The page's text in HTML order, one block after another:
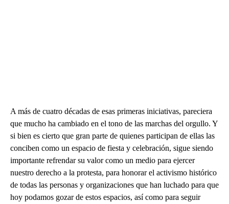
A más de cuatro décadas de esas primeras iniciativas, pareciera
que mucho ha cambiado en el tono de las marchas del orgullo. Y
si bien es cierto que gran parte de quienes participan de ellas las
conciben como un espacio de fiesta y celebración, sigue siendo
importante refrendar su valor como un medio para ejercer
nuestro derecho a la protesta, para honorar el activismo histórico
de todas las personas y organizaciones que han luchado para que
hoy podamos gozar de estos espacios, así como para seguir